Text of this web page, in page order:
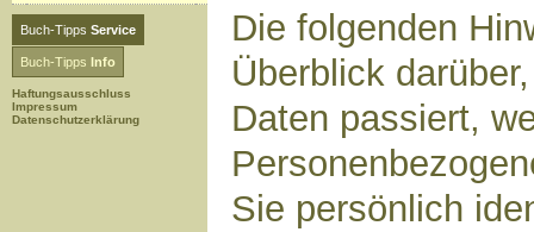
Buch-Tipps Service
Buch-Tipps Info
Haftungsausschluss
Impressum
Datenschutzerklärung
Die folgenden
Überblick
Daten passiert,
Sie persönlich